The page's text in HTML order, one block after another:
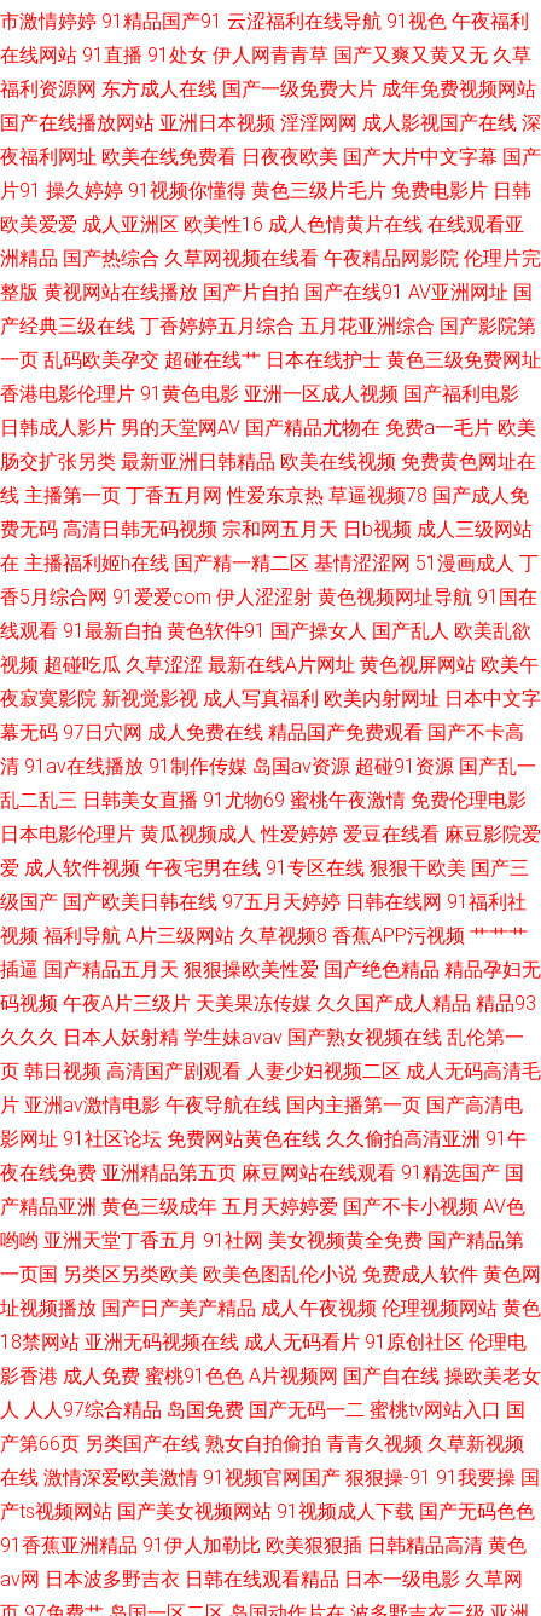
青青草社区 91视频免费看网站 日韩风狂性爱 91淫网 日韩专区第三页 91娱
在线网站观看 91露踝女生视频推荐 宅男看片网站 欧美性爱一二区 a片电影
影音先锋 三级自拍日韩 97超碰资源总站 91白虎国产 日韩精品午夜福利 成人
福利导航大全 亚洲第一夜丁香网 东方av在线3 91看片婬黄大片 91黄色片网
站 欧美人妖 成人福利超清自拍导航 91大神调教偷偷 91黑料9色在线 日韩伦
理 92福利视频导航 视频福利91三级国产 www成人视频网站 91传媒在现观
看 无码日韩尿 久久婷婷欧美性爱 91看片成人版 亚洲日韩成人在线 人人爱性
交 肏屄影院 丝袜人妻中出 国产日韩欧美另类中文 91探花遇到极品 色婷婷影
院在钱 www成人小视频 深爱激情海角社区 www97大香蕉 深夜电影院福利
网2026 操操网站91 影音先锋三级网络 激情零色网 91国内福利 久久精久久
91网站在线免费看 亚洲不卡一二三 黄在线观看 91麻豆天美传媒在线 欧美日
韩另类亚洲色网 AV婷婷网 操碰人人 不卡av在线电影网 一本本日无码 九一福
利社区 91久久豆花 欧美操屄精品一区 91视频足系列 青青草porn 91在线高
市激情婷婷 91精品国产91 云涩福利在线导航 91视色 午夜福利
在线网站 91直播 91处女 伊人网青青草 国产又爽又黄又无 久草
福利资源网 东方成人在线 国产一级免费大片 成年免费视频网站
国产在线播放网站 亚洲日本视频 淫淫网网 成人影视国产在线 深
夜福利网址 欧美在线免费看 日夜夜欧美 国产大片中文字幕 国产
片91 操久婷婷 91视频你懂得 黄色三级片毛片 免费电影片 日韩
欧美爱爱 成人亚洲区 欧美性16 成人色情黄片在线 在线观看亚
洲精品 国产热综合 久草网视频在线看 午夜精品网影院 伦理片完
整版 黄视网站在线播放 国产片自拍 国产在线91 AV亚洲网址 国
产经典三级在线 丁香婷婷五月综合 五月花亚洲综合 国产影院第
一页 乱码欧美孕交 超碰在线艹 日本在线护士 黄色三级免费网址
香港电影伦理片 91黄色电影 亚洲一区成人视频 国产福利电影
日韩成人影片 男的天堂网AV 国产精品尤物在 免费a一毛片 欧美
肠交扩张另类 最新亚洲日韩精品 欧美在线视频 免费黄色网址在
线 主播第一页 丁香五月网 性爱东京热 草逼视频78 国产成人免
费无码 高清日韩无码视频 宗和网五月天 日b视频 成人三级网站
在 主播福利姬h在线 国产精一精二区 基情涩涩网 51漫画成人 丁
香5月综合网 91爱爱com 伊人涩涩射 黄色视频网址导航 91国在
线观看 91最新自拍 黄色软件91 国产操女人 国产乱人 欧美乱欲
视频 超碰吃瓜 久草涩涩 最新在线A片网址 黄色视屏网站 欧美午
夜寂寞影院 新视觉影视 成人写真福利 欧美内射网址 日本中文字
幕无码 97日穴网 成人免费在线 精品国产免费观看 国产不卡高
清 91av在线播放 91制作传媒 岛国av资源 超碰91资源 国产乱一
乱二乱三 日韩美女直播 91尤物69 蜜桃午夜激情 免费伦理电影
日本电影伦理片 黄瓜视频成人 性爱婷婷 爱豆在线看 麻豆影院爱
爱 成人软件视频 午夜宅男在线 91专区在线 狠狠干欧美 国产三
级国产 国产欧美日韩在线 97五月天婷婷 日韩在线网 91福利社
视频 福利导航 A片三级网站 久草视频8 香蕉APP污视频 艹艹艹
插逼 国产精品五月天 狠狠操欧美性爱 国产绝色精品 精品孕妇无
码视频 午夜A片三级片 天美果冻传媒 久久国产成人精品 精品93
久久久 日本人妖射精 学生妹avav 国产熟女视频在线 乱伦第一
页 韩日视频 高清国产剧观看 人妻少妇视频二区 成人无码高清毛
片 亚洲av激情电影 午夜导航在线 国内主播第一页 国产高清电
影网址 91社区论坛 免费网站黄色在线 久久偷拍高清亚洲 91午
夜在线免费 亚洲精品第五页 麻豆网站在线观看 91精选国产 国
产精品亚洲 黄色三级成年 五月天婷婷爱 国产不卡小视频 AV色
哟哟 亚洲天堂丁香五月 91社网 美女视频黄全免费 国产精品第
一页国 另类区另类欧美 欧美色图乱伦小说 免费成人软件 黄色网
址视频播放 国产日产美产精品 成人午夜视频 伦理视频网站 黄色
18禁网站 亚洲无码视频在线 成人无码看片 91原创社区 伦理电
影香港 成人免费 蜜桃91色色 A片视频网 国产自在线 操欧美老女
人 人人97综合精品 岛国免费 国产无码一二 蜜桃tv网站入口 国
产第66页 另类国产在线 熟女自拍偷拍 青青久视频 久草新视频
在线 激情深爱欧美激情 91视频官网国产 狠狠操-91 91我要操 国
产ts视频网站 国产美女视频网站 91视频成人下载 国产无码色色
91香蕉亚洲精品 91伊人加勒比 欧美狠狠插 日韩精品高清 黄色
av网 日本波多野吉衣 日韩在线观看精品 日本一级电影 久草网